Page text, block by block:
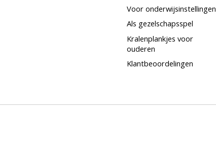
Voor onderwijsinstellingen
Als gezelschapsspel
Kralenplankjes voor
ouderen
Klantbeoordelingen